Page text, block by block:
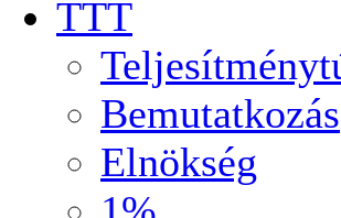
TTT
Bemutatkozás
Elnökség